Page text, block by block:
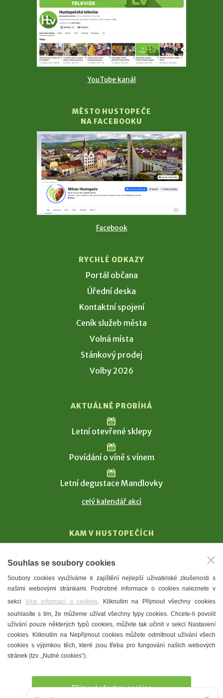
YouTube kanál
MĚSTO HUSTOPEČE
NA FACEBOOKU
Facebook
RYCHLÉ ODKAZY
Portál občana
Úřední deska
Kontaktní spojení
Ceník služeb města
Volná místa
Stánkový prodej
Volby 2026
AKTUÁLNĚ PROBÍHÁ
Letní otevřené sklepy
Povídání o víně s vínem
Letní degustace Mandlovky
celý kalendář akcí
KAM V HUSTOPEČÍCH
T. G. Masaryk
Mandloně
Ubytování
Restaurace
Městské muzeum a galerie
Denní meníčka
Souhlas se soubory cookies
Soubory cookies využíváme k zajištění nejlepší uživatelské zkušenosti s
našimi webovými stránkami. Podrobné informace o cookies naleznete v
sekci Více informací o cookies. Kliknutím na Přijmout všechny cookies
souhlasíte s tím, že můžeme užívat všechny typy cookies. Chcete-li povolit
užívání pouze některých typů cookies, můžete tak učinit v sekci Nastavení
cookies. Kliknutím na Nepřijmout cookies můžete odmítnout užívání všech
cookies s výjimkou těch, které jsou třeba pro fungování našich webových
stránek (tzv. „Nutné cookies“).
Přijmout všechny cookies